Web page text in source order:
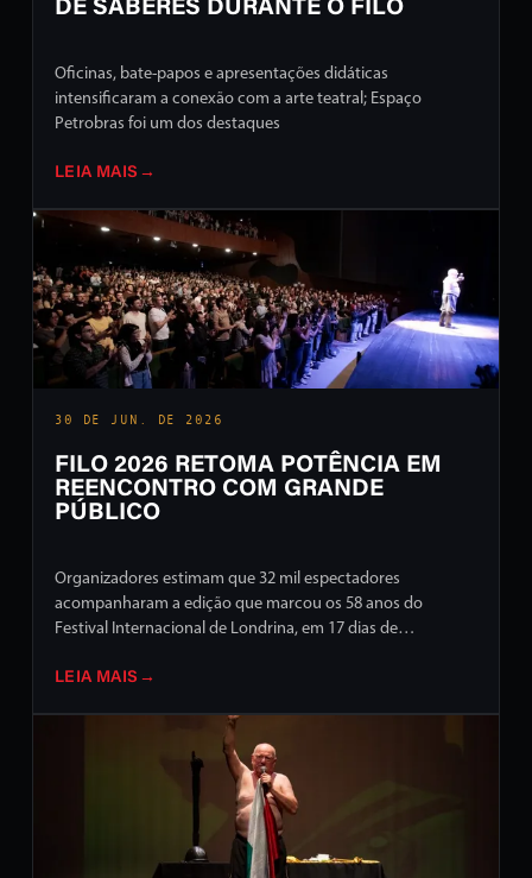
DE SABERES DURANTE O FILO
Oficinas, bate-papos e apresentações didáticas
intensificaram a conexão com a arte teatral; Espaço
Petrobras foi um dos destaques
LEIA MAIS →
30 DE JUN. DE 2026
FILO 2026 RETOMA POTÊNCIA EM
REENCONTRO COM GRANDE
PÚBLICO
Organizadores estimam que 32 mil espectadores
acompanharam a edição que marcou os 58 anos do
Festival Internacional de Londrina, em 17 dias de
LEIA MAIS →